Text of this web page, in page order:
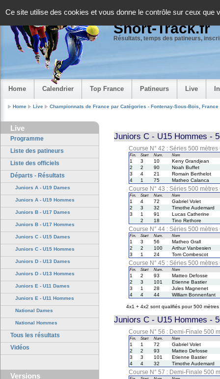
Ce site utilise des cookies et vous donne le contrôle sur ceux que
Short-Track.fr
Résultats, temps des patineurs,
Home Calendrier Top France Patineurs Live
Home Live Championnats de France par Catégories - Fontenay-Sous-Bois, France
Live
Programme
Liste des patineurs
Liste des officiels
Départs - Résultats
Juniors A - U19 Dames
Juniors A - U19 Hommes
Juniors B - U17 Dames
Juniors B - U17 Hommes
Juniors C - U15 Dames
Juniors C - U15 Hommes
Juniors D - U13 Dames
Juniors D - U13 Hommes
Juniors E - U11 Dames
Juniors E - U11 Hommes
National Dames
National Hommes
Tous les résultats
Vidéos
Versions
Juniors C - U15 Hommes -
Course N° 42 : Séries 500
Fin. Start Num. Nom
1 3 10
Keny Grandjean
2
2 90
Noah Buffet
3
4 21
Romain Berthelot
4
1 75 Matheo Calanca
Course N° 43 : Séries 500
Fin. Start Num. Nom
1 4 72
Gabriel Volet
2
3 32
Timothe Audemard
3
1 91
Lucas Catherine
2
18 Tino Rethore
Course N° 44 : Séries 500
Fin. Start Num. Nom
1 3 56
Matheo Grall
2
2 100
Arthur Vanbesien
3
1 24 Tom Combescot
Course N° 45 : Séries 500
Fin. Start Num. Nom
1 2 93
Matteo Defosse
2
3 101
Etienne Bastier
3
1 28
Jules Magnenet
4
4 44 William Bonnenfant
4x1 + 4x2 sont qualifiés pour 500 mètres
Juniors C - U15 Hommes -
Course N° 56 : Demi-Finale 500
Fin. Start Num. Nom
1 1 72
Gabriel Volet
2
2 93
Matteo Defosse
3
3 101
Etienne Bastier
4
4 32 Timothe Audemard
Course N° 57 : Demi-Finale 500